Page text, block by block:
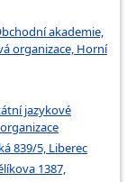
akademie,
organizace, Horní
jazykové
839/5, Liberec
1387,